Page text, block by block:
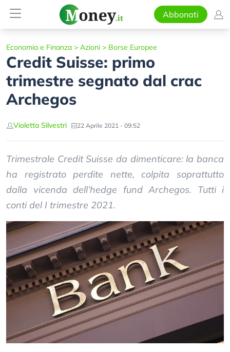
Abbonati
Economia e Finanza > Azioni > Borse Europee
Credit Suisse: primo
trimestre segnato dal crac
Archegos
Violetta Silvestri 22 Aprile 2021 - 09:52
Trimestrale Credit Suisse da dimenticare: la banca
ha registrato perdite nette, colpita soprattutto
dalla vicenda dell’hedge fund Archegos. Tutti i
conti del I trimestre 2021.